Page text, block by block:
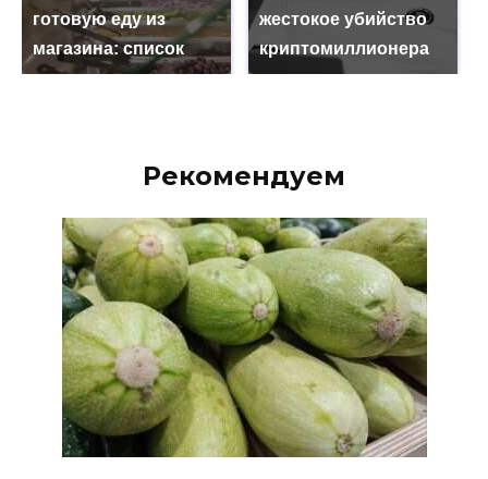
готовую еду из
магазина: список
жестокое убийство
криптомиллионера
Рекомендуем